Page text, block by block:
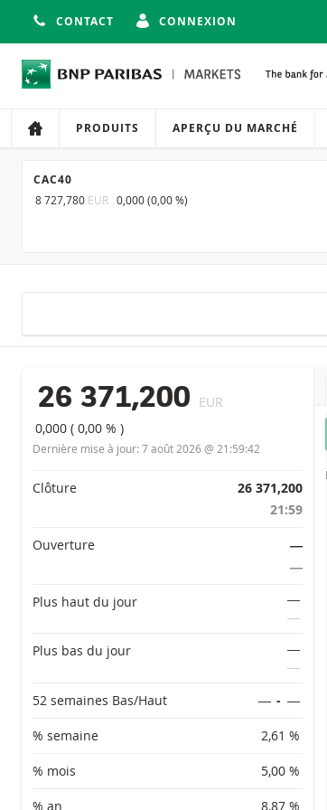
CONTACT CONNEXION
Navigation
Navigation sur
PRODUITS APERÇU DU MARCHÉ
CAC40
8 727,780 EUR 0,000(0,00 %)
26 371,200 EUR
0,000 (0,00 % )
Dernière mise à jour: 7 août 2026 @ 21:59:42
Informations importantes
Clôture
26 371,200
21:59
Ouverture
―
―
Plus haut du jour
―
―
Plus bas du jour
―
―
52 semaines Bas/Haut
― - ―
% semaine 2,61 %
% mois 5,00 %
% an 8,87 %